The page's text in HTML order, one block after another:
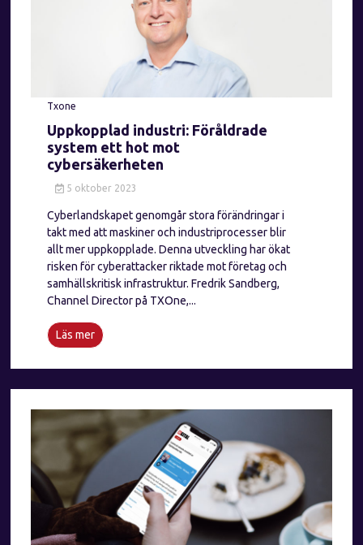
Txone
Uppkopplad industri: Föråldrade
system ett hot mot
cybersäkerheten
5 oktober 2023
Cyberlandskapet genomgår stora förändringar i
takt med att maskiner och industriprocesser blir
allt mer uppkopplade. Denna utveckling har ökat
risken för cyberattacker riktade mot företag och
samhällskritisk infrastruktur. Fredrik Sandberg,
Channel Director på TXOne,...
Läs mer